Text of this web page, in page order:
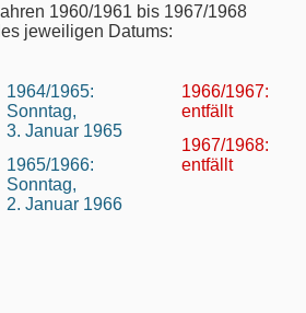
1960/1961 bis 1967/1968
jeweiligen Datums:
1964/1965:
Sonntag,
3. Januar 1965
1965/1966:
Sonntag,
2. Januar 1966
1966/1967:
entfällt
1967/1968:
entfällt